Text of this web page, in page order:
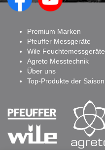
Premium Marken
Pfeuffer Messgeräte
Wile Feuchtemessgeräte
Agreto Messtechnik
Über uns
Top-Produkte der Saison